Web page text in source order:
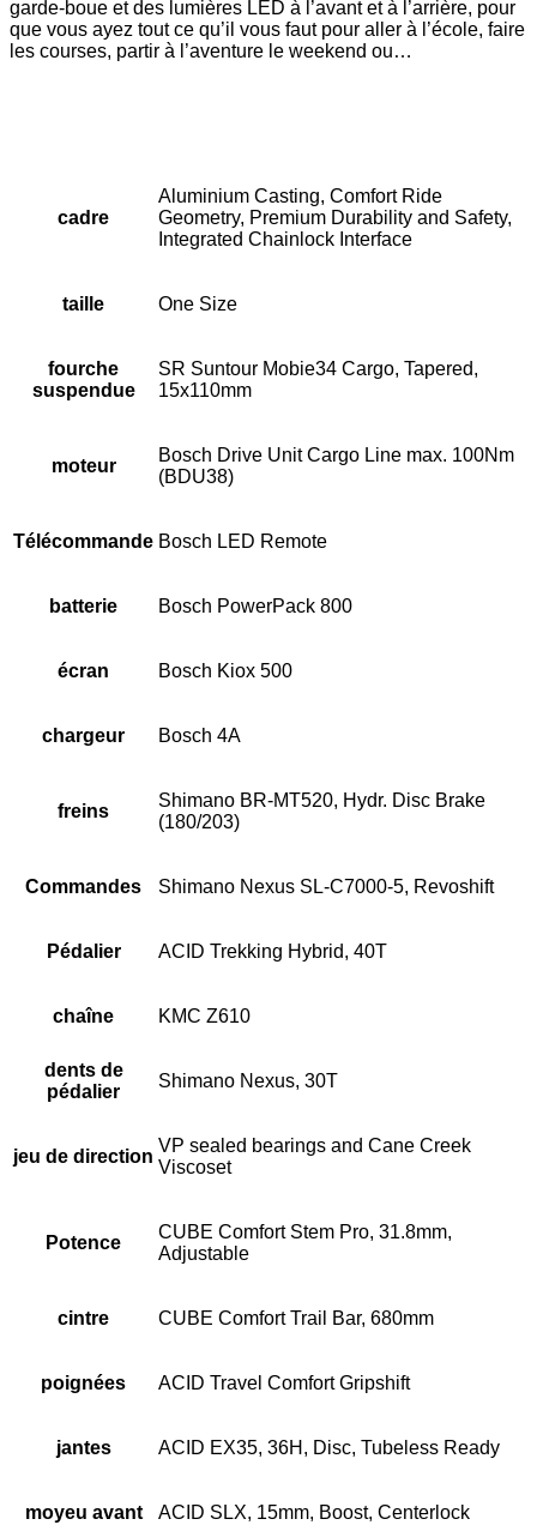
garde-boue et des lumières LED à l’avant et à l’arrière, pour
que vous ayez tout ce qu’il vous faut pour aller à l’école, faire
les courses, partir à l’aventure le weekend ou…
cadre
Aluminium Casting, Comfort Ride
Geometry, Premium Durability and Safety,
Integrated Chainlock Interface
taille One Size
fourche
suspendue
SR Suntour Mobie34 Cargo, Tapered,
15x110mm
moteur
Bosch Drive Unit Cargo Line max. 100Nm
(BDU38)
Télécommande Bosch LED Remote
batterie Bosch PowerPack 800
écran Bosch Kiox 500
chargeur Bosch 4A
freins
Shimano BR-MT520, Hydr. Disc Brake
(180/203)
Commandes Shimano Nexus SL-C7000-5, Revoshift
Pédalier ACID Trekking Hybrid, 40T
chaîne KMC Z610
dents de
pédalier
Shimano Nexus, 30T
jeu de direction
VP sealed bearings and Cane Creek
Viscoset
Potence
CUBE Comfort Stem Pro, 31.8mm,
Adjustable
cintre CUBE Comfort Trail Bar, 680mm
poignées ACID Travel Comfort Gripshift
jantes ACID EX35, 36H, Disc, Tubeless Ready
moyeu avant ACID SLX, 15mm, Boost, Centerlock